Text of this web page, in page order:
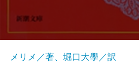
メリメ／著、堀口大學／訳